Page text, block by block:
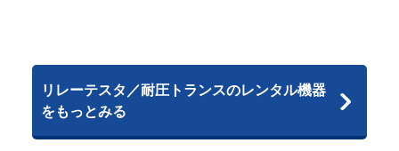
リレーテスタ／耐圧トランスのレンタル機器
をもっとみる